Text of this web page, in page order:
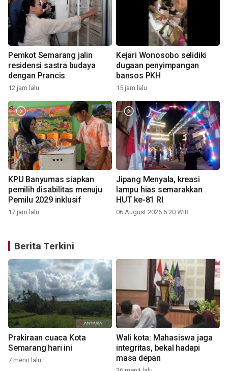
Pemkot Semarang jalin
residensi sastra budaya
dengan Prancis
12 jam lalu
Kejari Wonosobo selidiki
dugaan penyimpangan
bansos PKH
15 jam lalu
KPU Banyumas siapkan
pemilih disabilitas menuju
Pemilu 2029 inklusif
17 jam lalu
Jipang Menyala, kreasi
lampu hias semarakkan
HUT ke-81 RI
06 August 2026 6:20 WIB
Berita Terkini
Prakiraan cuaca Kota
Semarang hari ini
7 menit lalu
Wali kota: Mahasiswa jaga
integritas, bekal hadapi
masa depan